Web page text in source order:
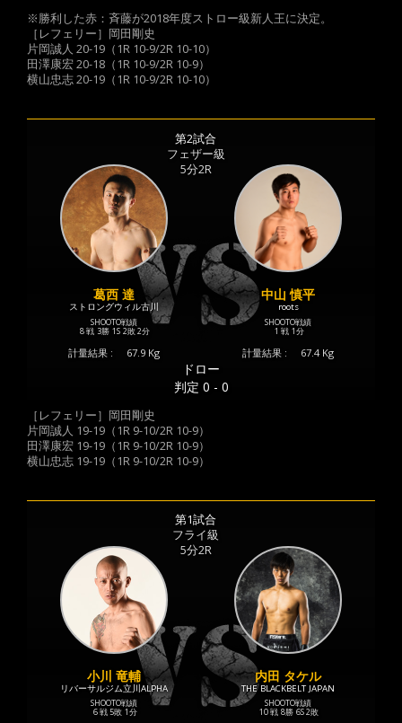
※勝利した赤：斉藤が2018年度ストロー級新人王に決定。
［レフェリー］岡田剛史
片岡誠人 20-19（1R 10-9/2R 10-10）
田澤康宏 20-18（1R 10-9/2R 10-9）
横山忠志 20-19（1R 10-9/2R 10-10）
第2試合
フェザー級
5分2R
葛西 達
ストロングウィル古川
SHOOTO戦績
8 戦 3勝 1S 2敗 2分
計量結果 : 67.9 Kg
中山 慎平
roots
SHOOTO戦績
1 戦 1分
計量結果 : 67.4 Kg
ドロー
判定 0 - 0
［レフェリー］岡田剛史
片岡誠人 19-19（1R 9-10/2R 10-9）
田澤康宏 19-19（1R 9-10/2R 10-9）
横山忠志 19-19（1R 9-10/2R 10-9）
第1試合
フライ級
5分2R
小川 竜輔
リバーサルジム立川ALPHA
SHOOTO戦績
6 戦 5敗 1分
内田 タケル
THE BLACKBELT JAPAN
SHOOTO戦績
10 戦 8勝 6S 2敗